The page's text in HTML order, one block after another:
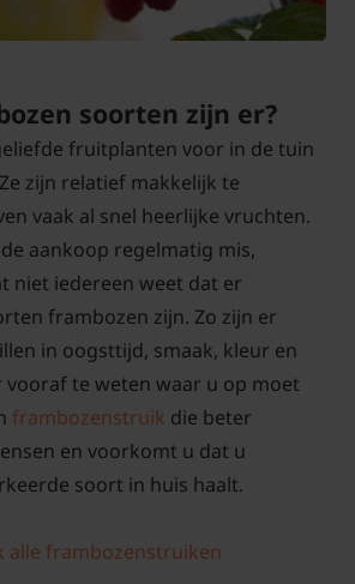
soorten zijn er?
fruitplanten voor in de tuin
zijn relatief makkelijk te
vaak al snel heerlijke vruchten.
aankoop regelmatig mis,
niet iedereen weet dat er
frambozen zijn. Zo zijn er
in oogsttijd, smaak, kleur en
te weten waar u op moet
frambozenstruik die beter
en voorkomt u dat u
soort in huis haalt.
alle frambozenstruiken